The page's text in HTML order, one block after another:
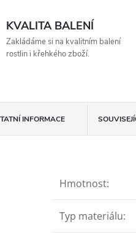
KVALITA BALENÍ
Zakládáme si na kvalitním balení
rostlin i křehkého zboží.
INFORMACE
Hmotnost:
Typ materiálu: